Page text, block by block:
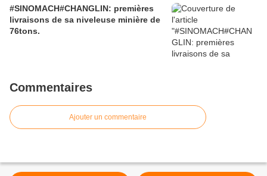
#SINOMACH#CHANGLIN: premières
livraisons de sa niveleuse minière de
76tons.
Commentaires
Ajouter un commentaire